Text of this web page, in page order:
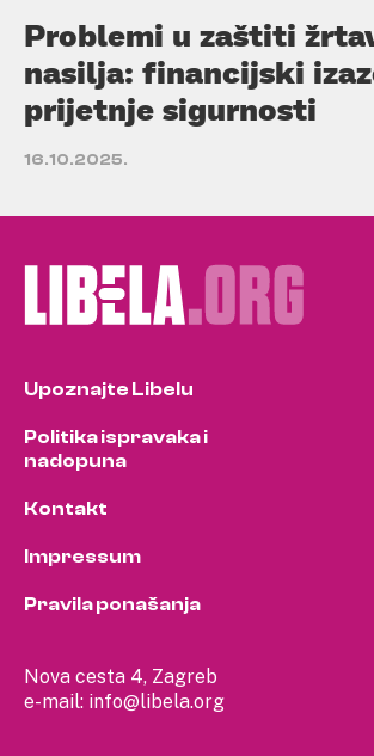
Problemi u zaštiti
nasilja: financijski
prijetnje sigurnosti
16.10.2025.
Nova cesta 4, Zagreb
e-mail: info@libela.org
Upoznajte Libelu
Politika ispravaka i
nadopuna
Kontakt
Impressum
Pravila ponašanja